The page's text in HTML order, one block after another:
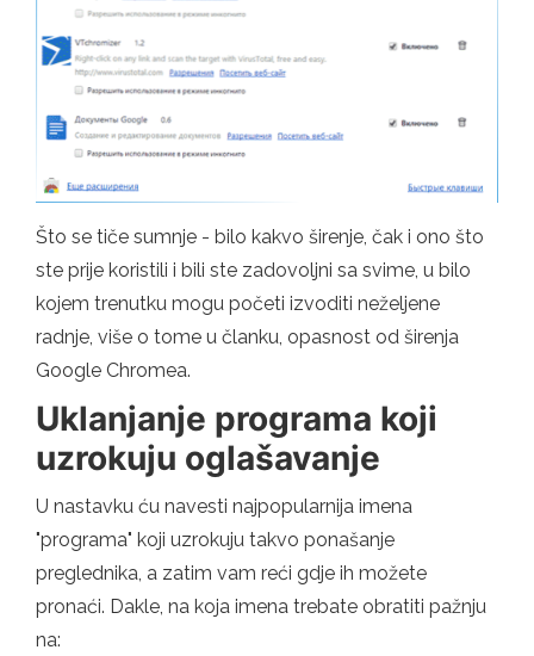
Što se tiče sumnje - bilo kakvo širenje, čak i ono što
ste prije koristili i bili ste zadovoljni sa svime, u bilo
kojem trenutku mogu početi izvoditi neželjene
radnje, više o tome u članku, opasnost od širenja
Google Chromea.
Uklanjanje programa koji
uzrokuju oglašavanje
U nastavku ću navesti najpopularnija imena
"programa" koji uzrokuju takvo ponašanje
preglednika, a zatim vam reći gdje ih možete
pronaći. Dakle, na koja imena trebate obratiti pažnju
na: